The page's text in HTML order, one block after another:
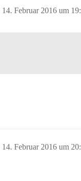
14. Februar 2016 um
14. Februar 2016 um